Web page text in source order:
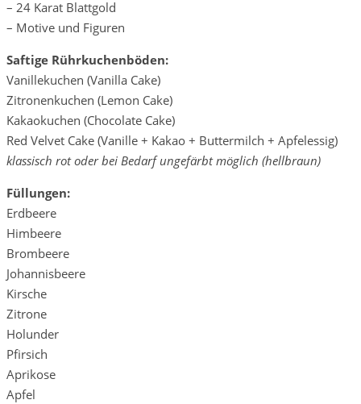
– 24 Karat Blattgold
– Motive und Figuren
Saftige Rührkuchenböden:
Vanillekuchen (Vanilla Cake)
Zitronenkuchen (Lemon Cake)
Kakaokuchen (Chocolate Cake)
Red Velvet Cake (Vanille + Kakao + Buttermilch + Apfelessig)
klassisch rot oder bei Bedarf ungefärbt möglich (hellbraun)
Füllungen:
Erdbeere
Himbeere
Brombeere
Johannisbeere
Kirsche
Zitrone
Holunder
Pfirsich
Aprikose
Apfel